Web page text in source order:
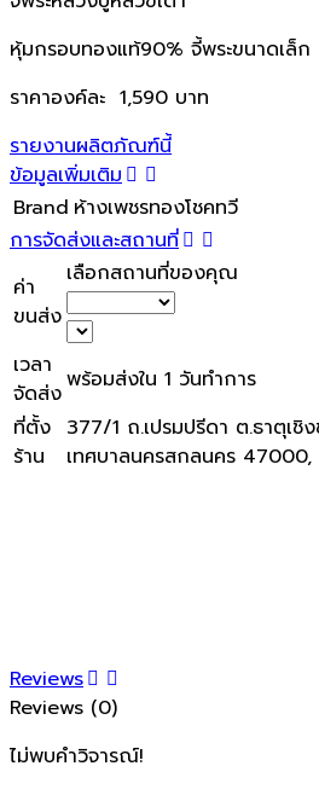
หุ้มกรอบทองแท้90% จี้พระขนาดเล็ก
ราคาองค์ละ 1,590 บาท
รายงานผลิตภัณฑ์นี้
ข้อมูลเพิ่มเติม
Brand ห้างเพชรทองโชคทวี
การจัดส่งและสถานที่
ค่า
ขนส่ง
เลือกสถานที่ของคุณ
เวลา
จัดส่งพร้อมส่งใน 1 วันทำการ
ที่ตั้ง
ร้าน
377/1 ถ.เปรมปรีดา ต.ธาตุเชิ
เทศบาลนครสกลนคร 47000,
Reviews
Reviews (0)
ไม่พบคำวิจารณ์!